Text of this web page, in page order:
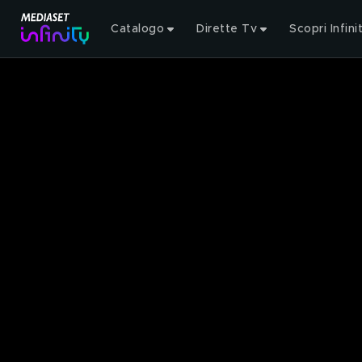
Catalogo Dirette Tv Scopri